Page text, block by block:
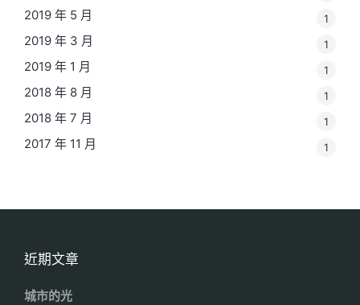
2019 年 5 月 1
2019 年 3 月 1
2019 年 1 月 1
2018 年 8 月 1
2018 年 7 月 1
2017 年 11 月 1
近期文章
城市的光